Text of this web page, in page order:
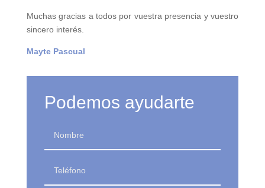
Muchas gracias a todos por vuestra presencia y vuestro
sincero interés.
Mayte Pascual
Podemos ayudarte